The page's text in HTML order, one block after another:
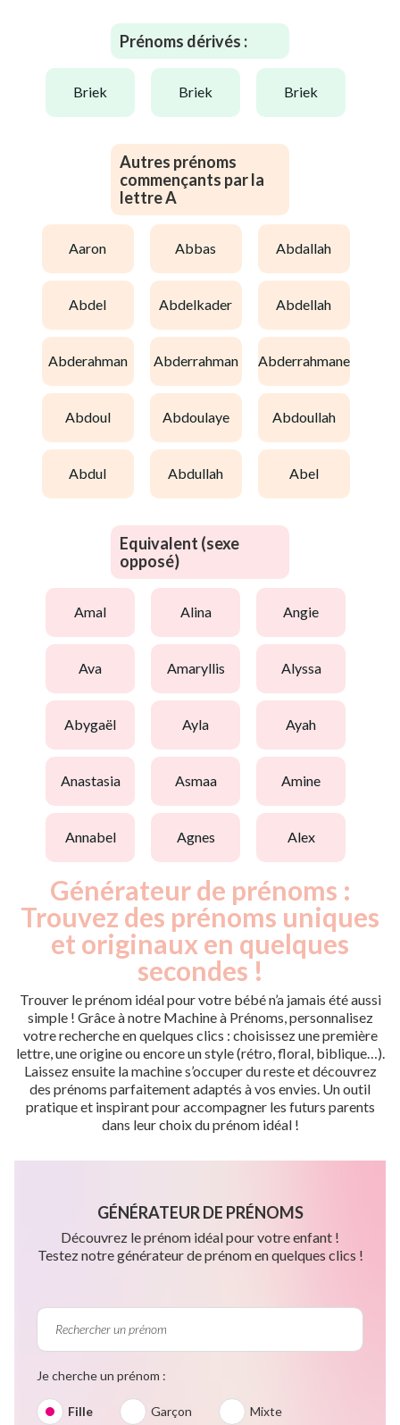
Prénoms dérivés :
briek briek briek
Autres prénoms
commençants par la
lettre A
aaron abbas abdallah
abdel abdelkader abdellah
abderahman abderrahman abderrahmane
abdoul abdoulaye abdoullah
abdul abdullah abel
Equivalent (sexe
opposé)
amal alina angie
ava amaryllis alyssa
abygaël ayla ayah
anastasia asmaa amine
annabel agnes alex
Générateur de prénoms :
Trouvez des prénoms uniques
et originaux en quelques
secondes !
Trouver le prénom idéal pour votre bébé n’a jamais été aussi
simple ! Grâce à notre Machine à Prénoms, personnalisez
votre recherche en quelques clics : choisissez une première
lettre, une origine ou encore un style (rétro, floral, biblique…).
Laissez ensuite la machine s’occuper du reste et découvrez
des prénoms parfaitement adaptés à vos envies. Un outil
pratique et inspirant pour accompagner les futurs parents
dans leur choix du prénom idéal !
GÉNÉRATEUR DE PRÉNOMS
Découvrez le prénom idéal pour votre enfant !
Testez notre générateur de prénom en quelques clics !
Je cherche un prénom :
Fille Garçon Mixte